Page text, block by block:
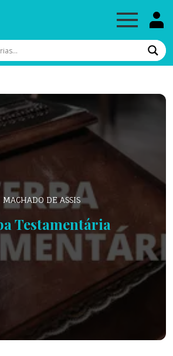
MACHADO DE ASSIS
Testamentária